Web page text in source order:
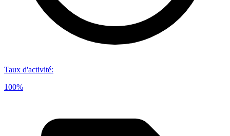
Taux d'activité:
100%